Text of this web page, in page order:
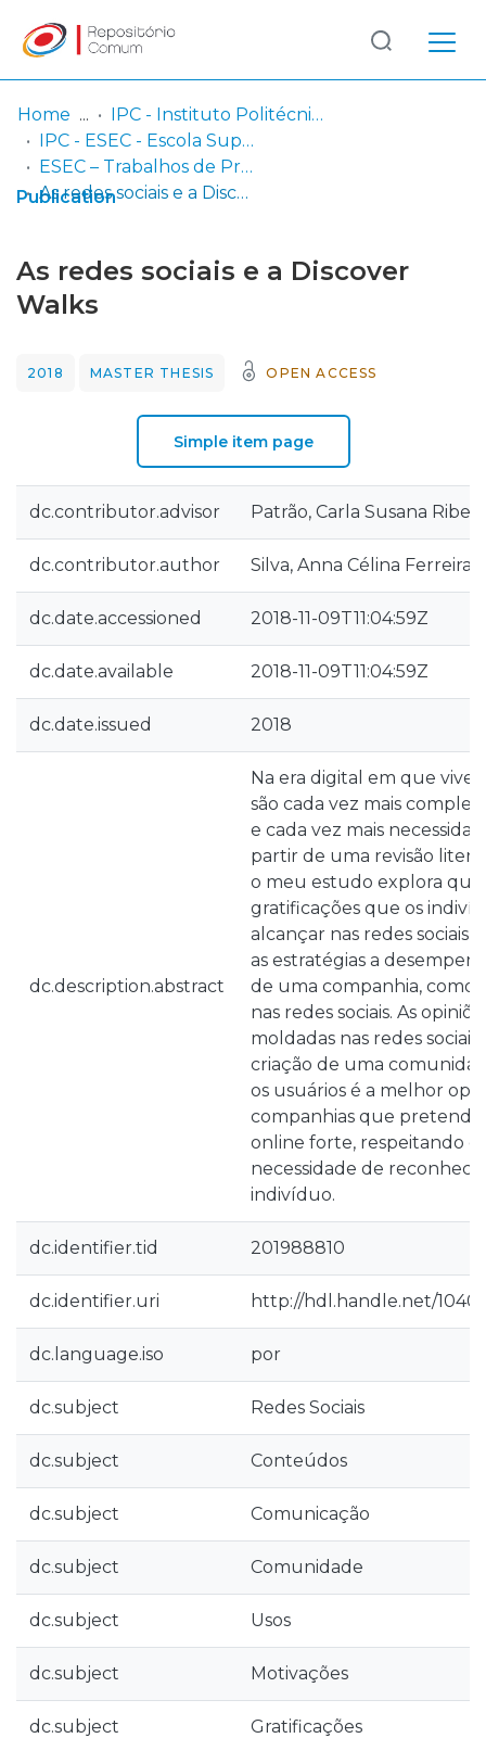
Communities
& Collections
Log
In
(current)
Home
IPC - Instituto Politécnico de Coimbra
IPC - ESEC - Escola Superior de Educação de Coimbra
ESEC – Trabalhos de Projeto | Relatórios de Estágio | Projetos de Investigação
As redes sociais e a Discover Walks
Publication
As redes sociais e a Discover
Walks
2018 MASTER THESIS OPEN ACCESS
Simple item page
dc.contributor.advisor Patrão, Carla Susana
dc.contributor.author Silva, Anna Célina Ferreira
dc.date.accessioned 2018-11-09T11:04:59Z
dc.date.available 2018-11-09T11:04:59Z
dc.date.issued 2018
dc.description.abstract
Na era digital em que
são cada vez mais
e cada vez mais
partir de uma revisão
o meu estudo explora
gratificações que os
alcançar nas redes sociais,
as estratégias a
de uma companhia, como
nas redes sociais. As
moldadas nas redes
criação de uma
os usuários é a melhor
companhias que
online forte, respeitando e
necessidade de
indivíduo.
dc.identifier.tid 201988810
dc.identifier.uri http://hdl.handle.net/
dc.language.iso por
dc.subject Redes Sociais
dc.subject Conteúdos
dc.subject Comunicação
dc.subject Comunidade
dc.subject Usos
dc.subject Motivações
dc.subject Gratificações